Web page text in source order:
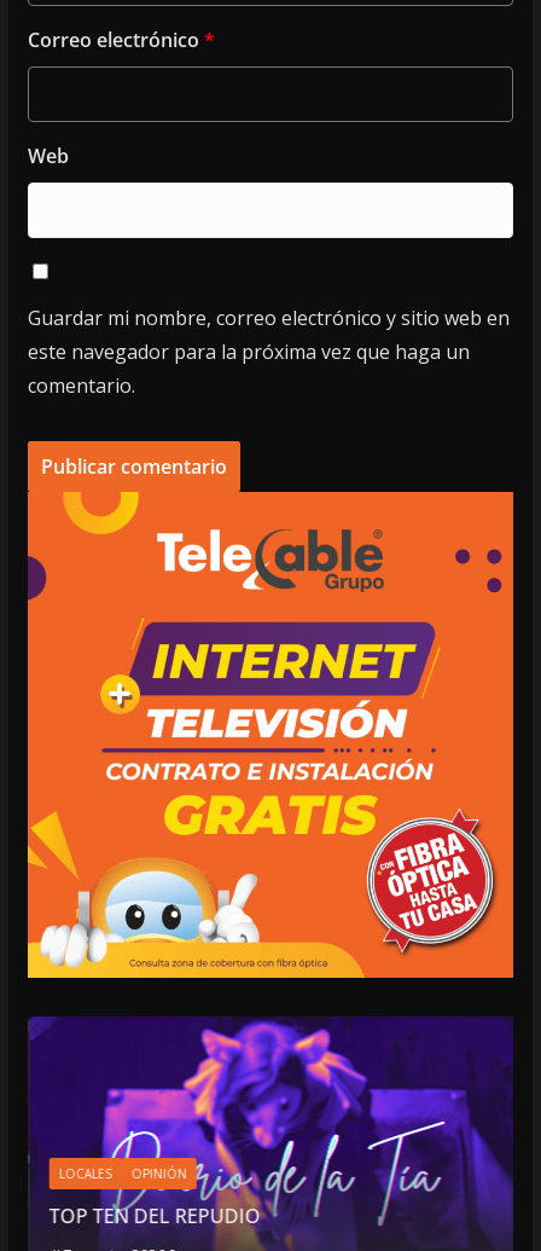
Correo electrónico *
Web
Guardar mi nombre, correo electrónico y sitio web en
este navegador para la próxima vez que haga un
comentario.
LOCALES OPINIÓN
TOP TEN DEL REPUDIO